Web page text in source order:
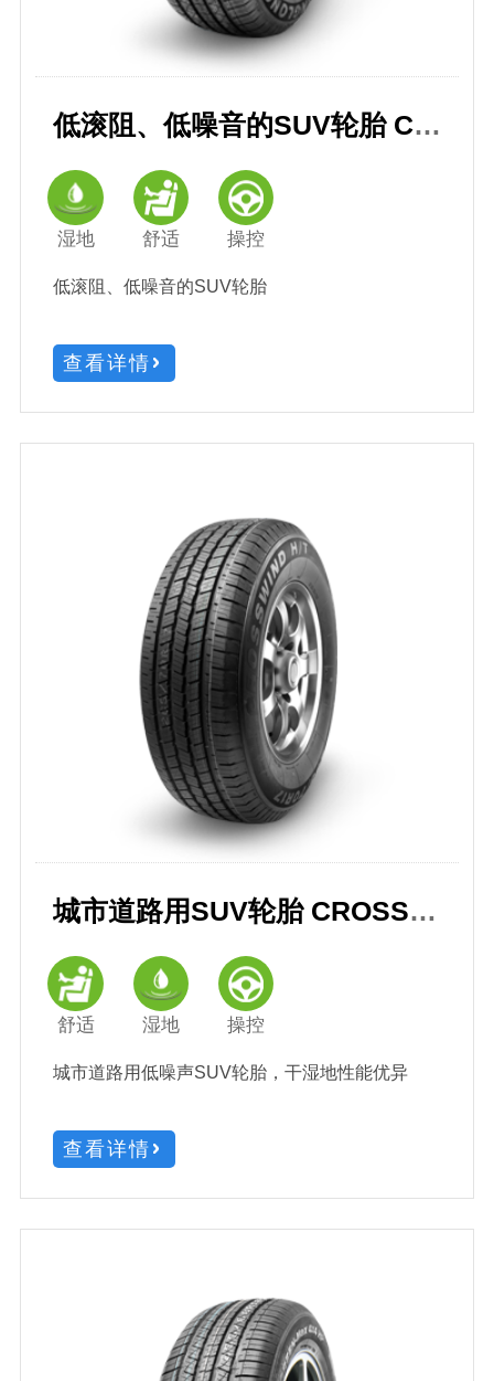
低滚阻、低噪音的SUV轮胎 CROSSWIND 御风 4X4 HP
湿地 舒适 操控
低滚阻、低噪音的SUV轮胎
查看详情
城市道路用SUV轮胎 CROSSWIND 御风 H/T
舒适 湿地 操控
城市道路用低噪声SUV轮胎，干湿地性能优异
查看详情